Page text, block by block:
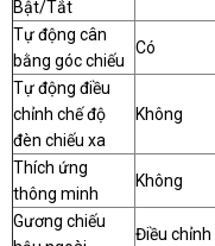
Bật/Tắt
Tự động cân
bằng góc chiếu
Có
Tự động điều
chỉnh chế độ
đèn chiếu xa
Không
Thích ứng
thông minh
Không
Gương chiếu
Điều chỉnh